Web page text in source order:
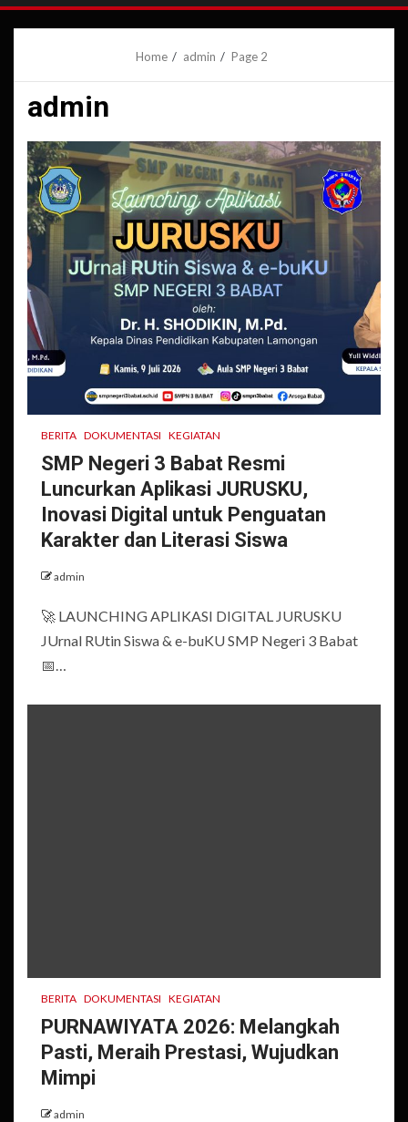
Home admin Page 2
admin
BERITA DOKUMENTASI KEGIATAN
SMP Negeri 3 Babat Resmi
Luncurkan Aplikasi JURUSKU,
Inovasi Digital untuk Penguatan
Karakter dan Literasi Siswa
admin
🚀 LAUNCHING APLIKASI DIGITAL JURUSKU
JUrnal RUtin Siswa & e-buKU SMP Negeri 3 Babat
📅…
BERITA DOKUMENTASI KEGIATAN
PURNAWIYATA 2026: Melangkah
Pasti, Meraih Prestasi, Wujudkan
Mimpi
admin